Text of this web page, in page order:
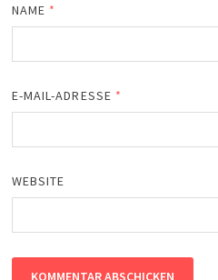
NAME *
E-MAIL-ADRESSE *
WEBSITE